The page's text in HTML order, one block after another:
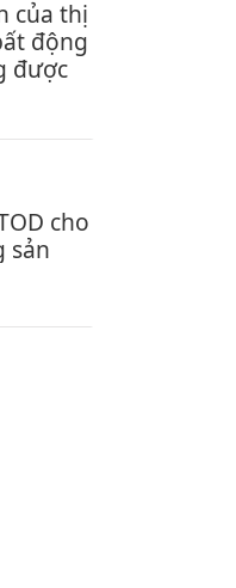
của thị
động
được
cho
sản